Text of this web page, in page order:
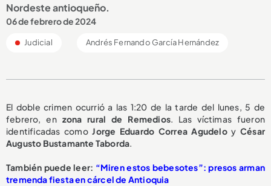
Nordeste antioqueño.
06 de febrero de 2024
Judicial Andrés Fernando García Hernández
El doble crimen ocurrió a las 1:20 de la tarde del lunes, 5 de
febrero, en zona rural de Remedios. Las víctimas fueron
identificadas comoJorge Eduardo Correa Agudeloy César
Augusto Bustamante Taborda.
También puede leer: “Miren estos bebesotes”: presos arman
tremenda fiesta en cárcel de Antioquia